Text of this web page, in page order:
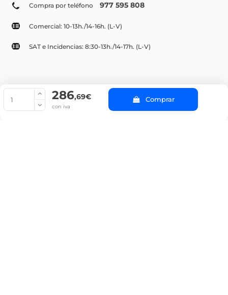
286,69€
con iva
Comprar
Compra por teléfono 977 595 808
Comercial: 10-13h./14-16h. (L-V)
SAT e Incidencias: 8:30-13h./14-17h. (L-V)
© Copyright 2022 PepeBar.com |
Aviso legal y
Condiciones generales de compra |